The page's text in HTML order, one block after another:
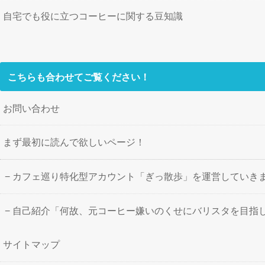
自宅でも役に立つコーヒーに関する豆知識
こちらも合わせてご覧ください！
お問い合わせ
まず最初に読んで欲しいページ！
カフェ巡り特化型アカウント「ぎっ散歩」を運営していき
自己紹介「何故、元コーヒー嫌いのくせにバリスタを目指
サイトマップ